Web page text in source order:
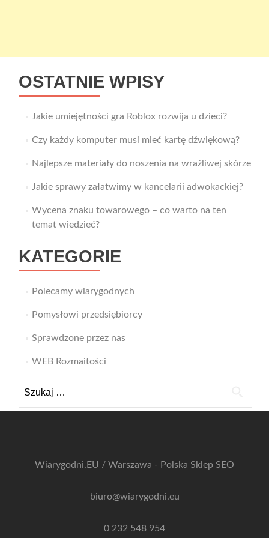
OSTATNIE WPISY
Jakie umiejętności gra Roblox rozwija u dzieci?
Czy każdy komputer musi mieć kartę dźwiękową?
Najlepsze materiały do noszenia na wrażliwej skórze
Jakie sprawy załatwimy w kancelarii adwokackiej?
Wycena znaku towarowego – co warto na ten
temat wiedzieć?
KATEGORIE
Polecamy wiarygodnych
Pomysłowi przedsiębiorcy
Sprawdzone przez nas
WEB Rozmaitości
Wiarygodni.EU / Warszawa - Polska Sklep SEO
biuro@wiarygodni.eu
0 232 548 954